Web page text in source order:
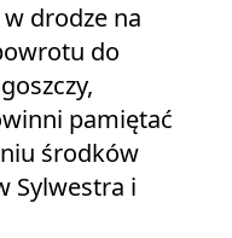
drodze na
do
pamiętać
środków
Sylwestra i